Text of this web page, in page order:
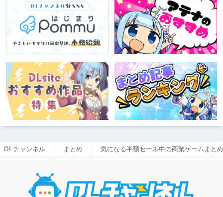
DLチャンネル まとめ 気になる半額セール中の商業ゲームまとめ